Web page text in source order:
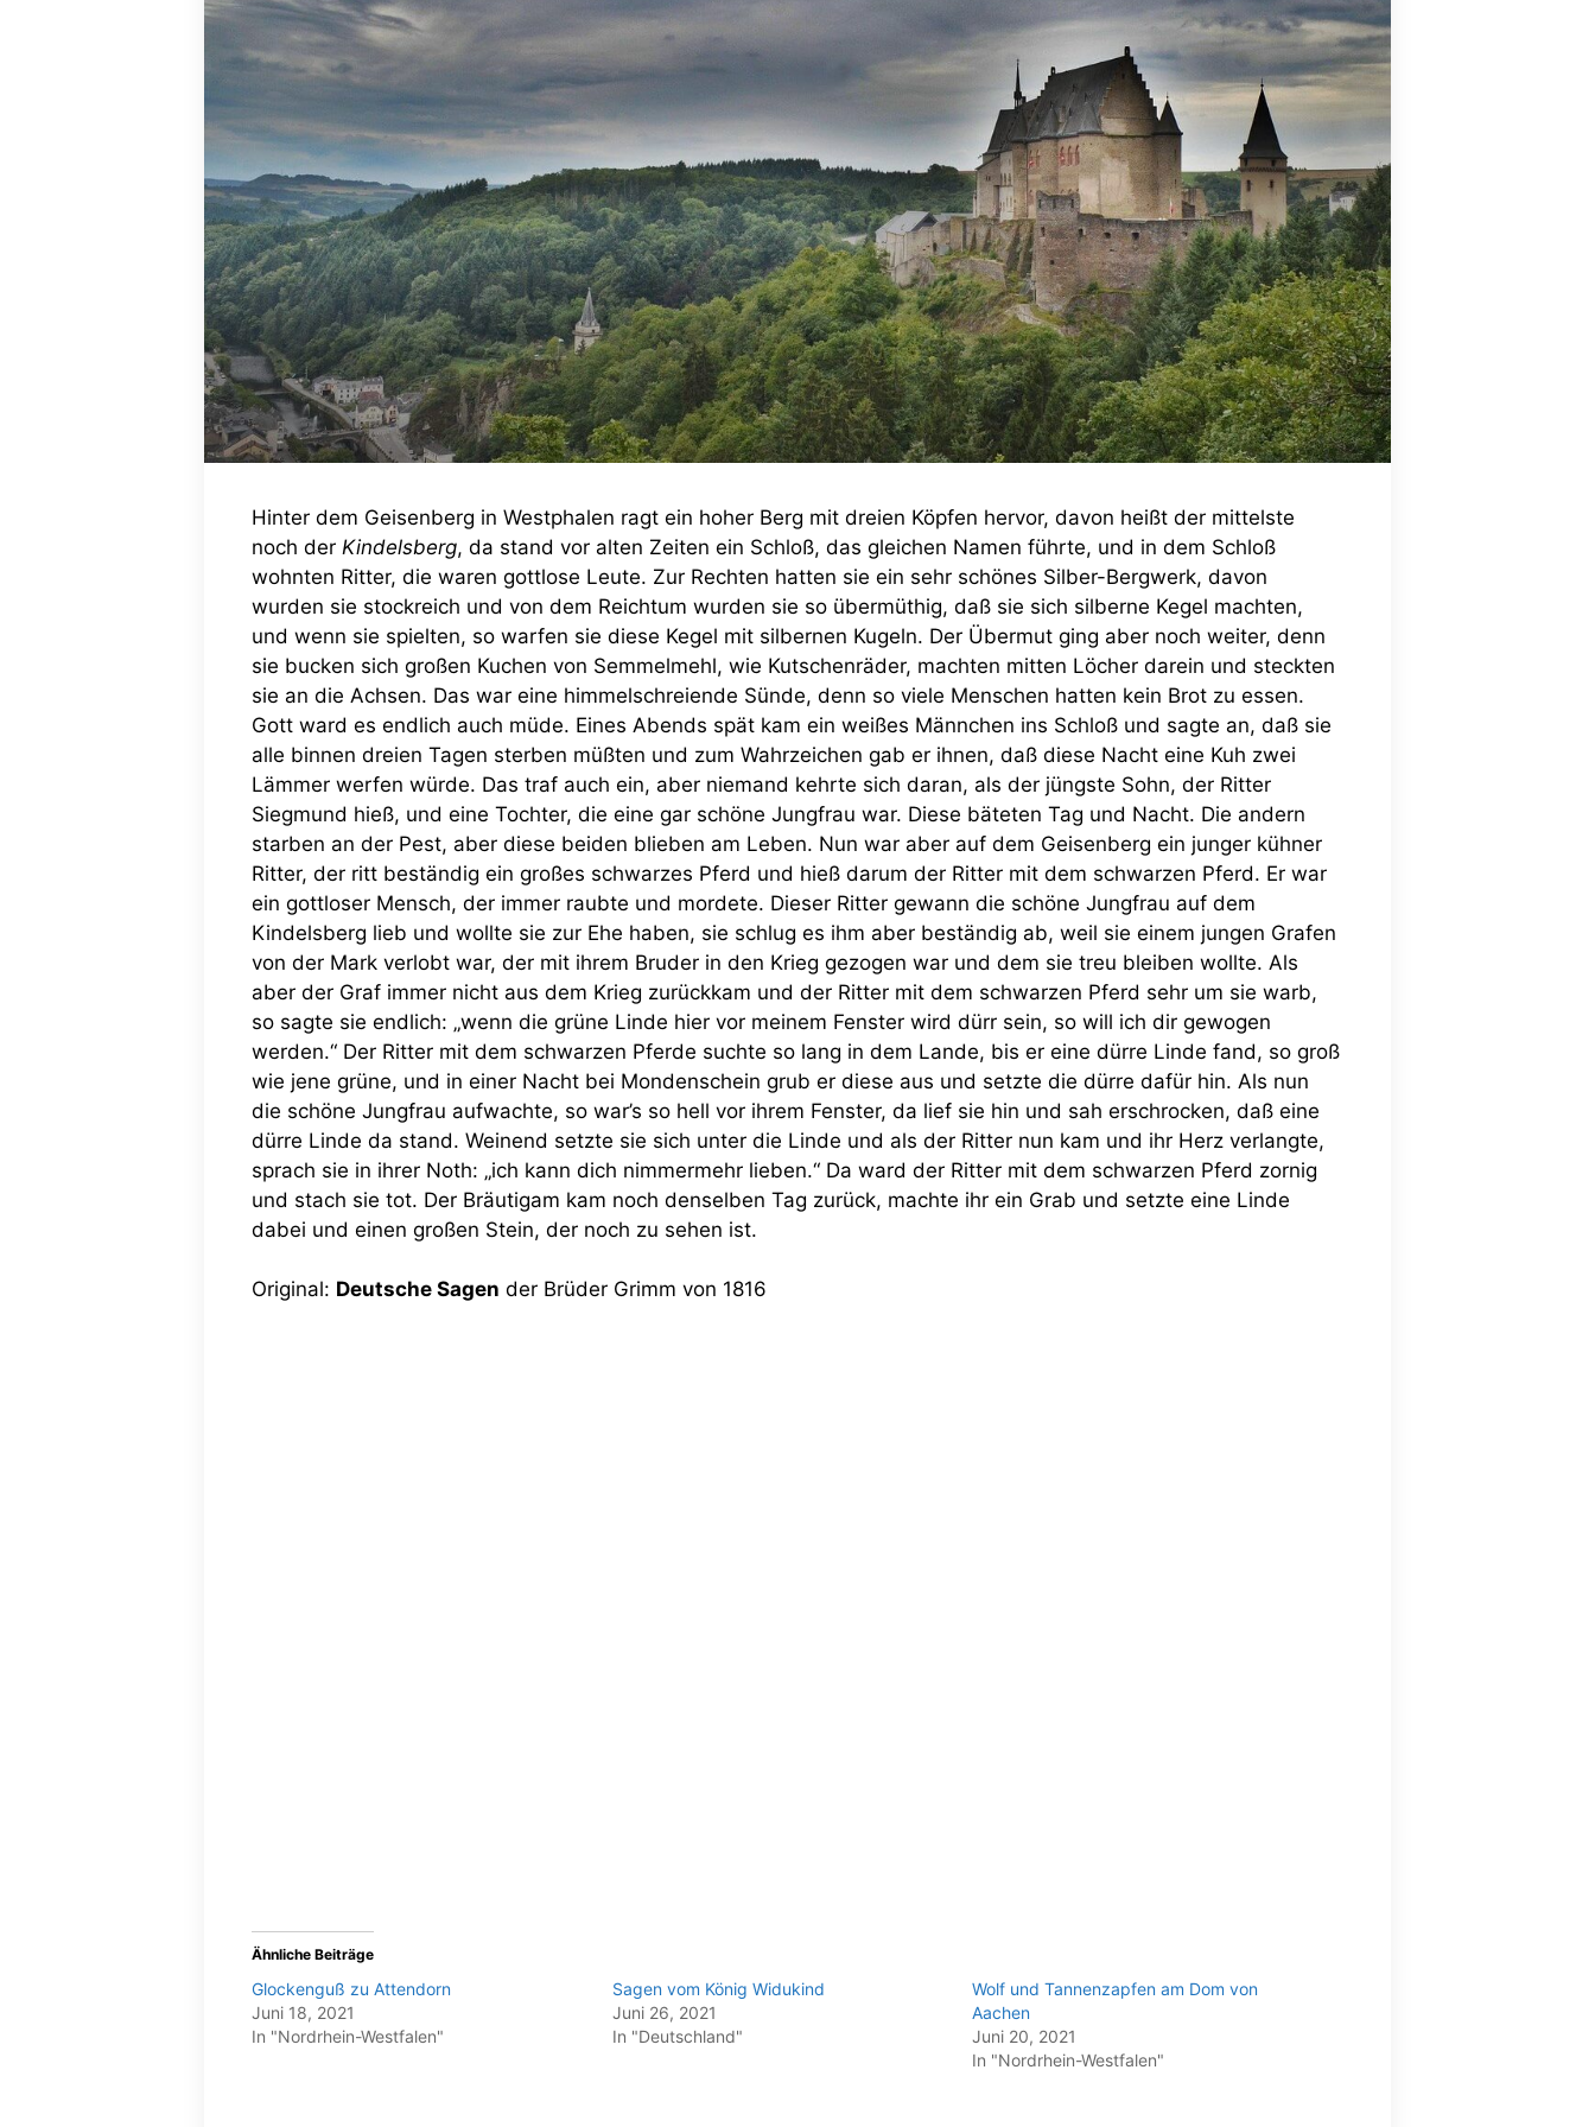
Hinter dem Geisenberg in Westphalen ragt ein hoher Berg mit dreien Köpfen hervor, davon heißt der mittelste
noch der Kindelsberg, da stand vor alten Zeiten ein Schloß, das gleichen Namen führte, und in dem Schloß
wohnten Ritter, die waren gottlose Leute. Zur Rechten hatten sie ein sehr schönes Silber-Bergwerk, davon
wurden sie stockreich und von dem Reichtum wurden sie so übermüthig, daß sie sich silberne Kegel machten,
und wenn sie spielten, so warfen sie diese Kegel mit silbernen Kugeln. Der Übermut ging aber noch weiter, denn
sie bucken sich großen Kuchen von Semmelmehl, wie Kutschenräder, machten mitten Löcher darein und steckten
sie an die Achsen. Das war eine himmelschreiende Sünde, denn so viele Menschen hatten kein Brot zu essen.
Gott ward es endlich auch müde. Eines Abends spät kam ein weißes Männchen ins Schloß und sagte an, daß sie
alle binnen dreien Tagen sterben müßten und zum Wahrzeichen gab er ihnen, daß diese Nacht eine Kuh zwei
Lämmer werfen würde. Das traf auch ein, aber niemand kehrte sich daran, als der jüngste Sohn, der Ritter
Siegmund hieß, und eine Tochter, die eine gar schöne Jungfrau war. Diese bäteten Tag und Nacht. Die andern
starben an der Pest, aber diese beiden blieben am Leben. Nun war aber auf dem Geisenberg ein junger kühner
Ritter, der ritt beständig ein großes schwarzes Pferd und hieß darum der Ritter mit dem schwarzen Pferd. Er war
ein gottloser Mensch, der immer raubte und mordete. Dieser Ritter gewann die schöne Jungfrau auf dem
Kindelsberg lieb und wollte sie zur Ehe haben, sie schlug es ihm aber beständig ab, weil sie einem jungen Grafen
von der Mark verlobt war, der mit ihrem Bruder in den Krieg gezogen war und dem sie treu bleiben wollte. Als
aber der Graf immer nicht aus dem Krieg zurückkam und der Ritter mit dem schwarzen Pferd sehr um sie warb,
so sagte sie endlich: „wenn die grüne Linde hier vor meinem Fenster wird dürr sein, so will ich dir gewogen
werden.“ Der Ritter mit dem schwarzen Pferde suchte so lang in dem Lande, bis er eine dürre Linde fand, so groß
wie jene grüne, und in einer Nacht bei Mondenschein grub er diese aus und setzte die dürre dafür hin. Als nun
die schöne Jungfrau aufwachte, so war’s so hell vor ihrem Fenster, da lief sie hin und sah erschrocken, daß eine
dürre Linde da stand. Weinend setzte sie sich unter die Linde und als der Ritter nun kam und ihr Herz verlangte,
sprach sie in ihrer Noth: „ich kann dich nimmermehr lieben.“ Da ward der Ritter mit dem schwarzen Pferd zornig
und stach sie tot. Der Bräutigam kam noch denselben Tag zurück, machte ihr ein Grab und setzte eine Linde
dabei und einen großen Stein, der noch zu sehen ist.
Original: Deutsche Sagen der Brüder Grimm von 1816
Ähnliche Beiträge
Glockenguß zu Attendorn
Juni 18, 2021
In "Nordrhein-Westfalen"
Sagen vom König Widukind
Juni 26, 2021
In "Deutschland"
Wolf und Tannenzapfen am Dom von
Aachen
Juni 20, 2021
In "Nordrhein-Westfalen"